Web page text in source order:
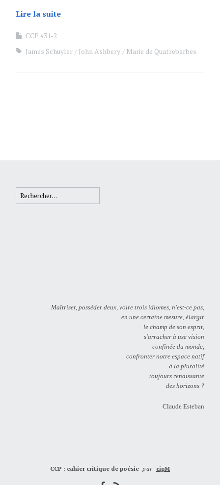
Lire la suite
CCP #31-2
James Schuyler
John Ashbery Marie de Quatrebarbes
Rechercher :
Maïtriser, posséder deux, voire trois idiomes, n'est-ce pas,
en une certaine mesure, élargir
le champ de son esprit,
s'arracher à use vision
confinée du monde,
confronter notre espace natif
à la pluralité
toujours renaissante
des horizons ?
Claude Esteban
CCP : cahier critique de poésie par cipM